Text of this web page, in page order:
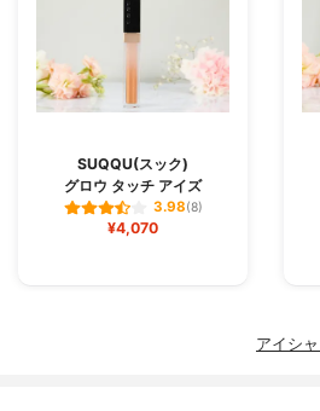
SUQQU(スック)
グロウ タッチ アイズ
3.98(8)
¥4,070
アイシ